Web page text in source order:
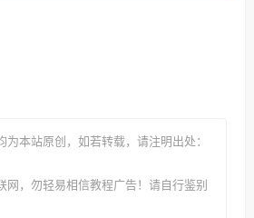
为本站原创 ，如若转载，请注明出处：
网，勿轻易相信教程广告！请自行鉴别